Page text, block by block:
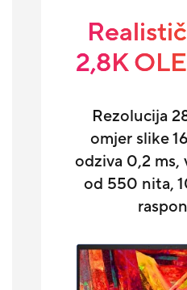
2,8K
Rezolucija
omjer slike
odziva 0,2 ms,
od 550 nita,